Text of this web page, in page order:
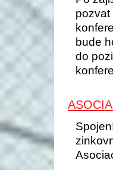
bude
do